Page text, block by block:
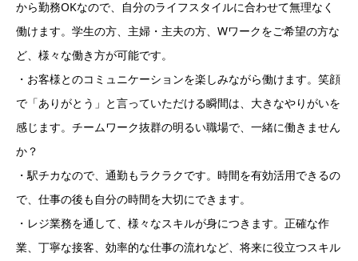
から勤務OKなので、自分のライフスタイルに合わせて無理なく
働けます。学生の方、主婦・主夫の方、Wワークをご希望の方な
ど、様々な働き方が可能です。
・お客様とのコミュニケーションを楽しみながら働けます。笑顔
で「ありがとう」と言っていただける瞬間は、大きなやりがいを
感じます。チームワーク抜群の明るい職場で、一緒に働きません
か？
・駅チカなので、通勤もラクラクです。時間を有効活用できるの
で、仕事の後も自分の時間を大切にできます。
・レジ業務を通して、様々なスキルが身につきます。正確な作
業、丁寧な接客、効率的な仕事の流れなど、将来に役立つスキル